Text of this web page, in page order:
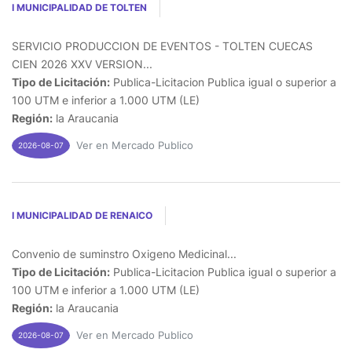
I MUNICIPALIDAD DE TOLTEN
SERVICIO PRODUCCION DE EVENTOS - TOLTEN CUECAS
CIEN 2026 XXV VERSION...
Tipo de Licitación: Publica-Licitacion Publica igual o superior a
100 UTM e inferior a 1.000 UTM (LE)
Región: la Araucania
2026-08-07 Ver en Mercado Publico
I MUNICIPALIDAD DE RENAICO
Convenio de suminstro Oxigeno Medicinal...
Tipo de Licitación: Publica-Licitacion Publica igual o superior a
100 UTM e inferior a 1.000 UTM (LE)
Región: la Araucania
2026-08-07 Ver en Mercado Publico